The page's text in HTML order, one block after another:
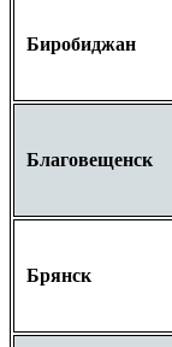
Биробиджан
Благовещенск
Брянск